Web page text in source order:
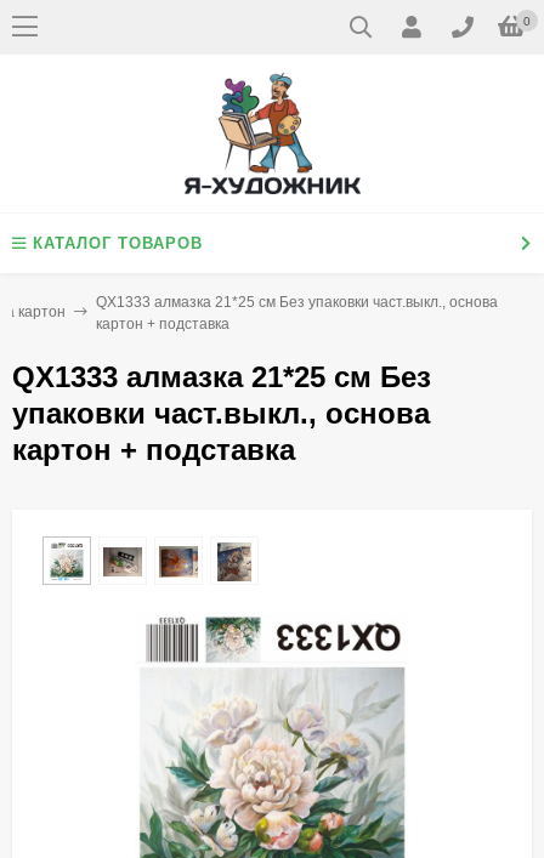
0
КАТАЛОГ ТОВАРОВ
картон
QX1333 алмазка 21*25 см Без упаковки част.выкл., основа
картон + подставка
QX1333 алмазка 21*25 см Без
упаковки част.выкл., основа
картон + подставка